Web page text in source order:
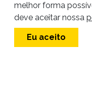
melhor forma
deve aceitar nossa
Eu aceito